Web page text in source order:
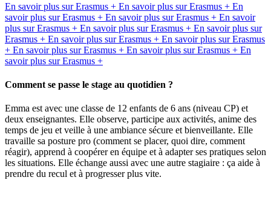
En savoir plus sur Erasmus + En savoir plus sur Erasmus + En
savoir plus sur Erasmus + En savoir plus sur Erasmus + En savoir
plus sur Erasmus + En savoir plus sur Erasmus + En savoir plus sur
Erasmus + En savoir plus sur Erasmus + En savoir plus sur Erasmus
+ En savoir plus sur Erasmus + En savoir plus sur Erasmus + En
savoir plus sur Erasmus +
Comment se passe le stage au quotidien ?
Emma est avec une classe de 12 enfants de 6 ans (niveau CP) et
deux enseignantes. Elle observe, participe aux activités, anime des
temps de jeu et veille à une ambiance sécure et bienveillante. Elle
travaille sa posture pro (comment se placer, quoi dire, comment
réagir), apprend à coopérer en équipe et à adapter ses pratiques selon
les situations. Elle échange aussi avec une autre stagiaire : ça aide à
prendre du recul et à progresser plus vite.